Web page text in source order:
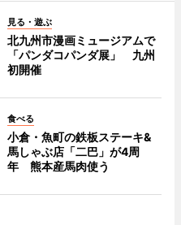
見る・遊ぶ
北九州市漫画ミュージアムで
「パンダコパンダ展」 九州
初開催
食べる
小倉・魚町の鉄板ステーキ&
馬しゃぶ店「二巴」が4周
年 熊本産馬肉使う